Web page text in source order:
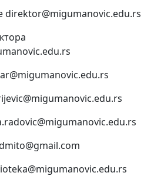
direktor@migumanovic.edu.rs